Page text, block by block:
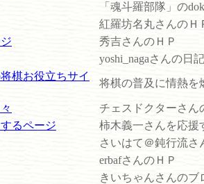
「魂斗羅部隊」の
紅羅坊名丸さんのＨ
秀吉さんのＨＰ
yoshi_nagaさんの日記
棋お役立ちサイ
将棋の普及に情熱を
チェスドクターさん
るページ
柿木義一さんを応援
さいはて＠鈍行流さ
erbafさんのＨＰ
きいちゃんさんのブ